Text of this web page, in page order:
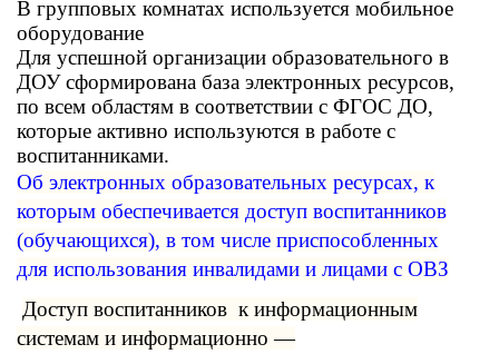
В групповых комнатах используется мобильное
оборудование
Для успешной организации образовательного в
ДОУ сформирована база электронных ресурсов,
по всем областям в соответствии с ФГОС ДО,
которые активно используются в работе с
воспитанниками.
Об электронных образовательных ресурсах, к
которым обеспечивается доступ воспитанников
(обучающихся), в том числе приспособленных
для использования инвалидами и лицами с ОВЗ
Доступ воспитанников к информационным
системам и информационно —